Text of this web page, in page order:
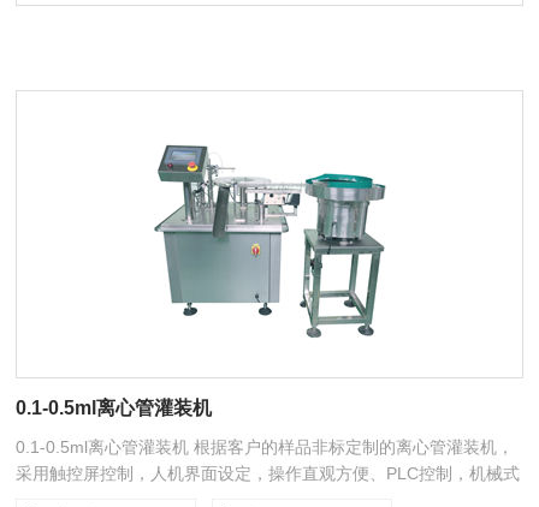
0.1-0.5ml离心管灌装机
0.1-0.5ml离心管灌装机 根据客户的样品非标定制的离心管灌装机，
采用触控屏控制，人机界面设定，操作直观方便、PLC控制，机械式